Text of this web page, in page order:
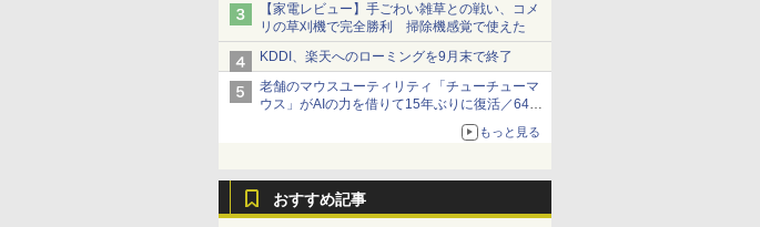
【家電レビュー】手ごわい雑草との戦い、コメ
リの草刈機で完全勝利 掃除機感覚で使えた
KDDI、楽天へのローミングを9月末で終了
老舗のマウスユーティリティ「チューチューマ
ウス」がAIの力を借りて15年ぶりに復活／64bit
化、Windows 10/11、「Chrome」も走り回
る。復活記念で2026年末まで500円
もっと見る
おすすめ記事